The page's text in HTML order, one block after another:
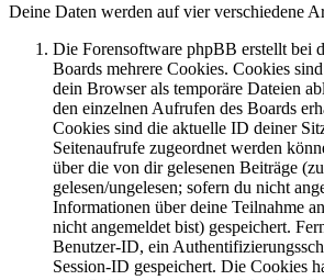
Deine Daten werden auf vier verschiedene
Die Forensoftware phpBB erstellt bei
Boards mehrere Cookies. Cookies
dein Browser als temporäre Dateien
den einzelnen Aufrufen des Boards
Cookies sind die aktuelle ID deiner
Seitenaufrufe zugeordnet werden
über die von dir gelesenen Beiträge
gelesen/ungelesen; sofern du nicht
Informationen über deine Teilnahme
nicht angemeldet bist) gespeichert.
Benutzer-ID, ein
Session-ID gespeichert. Die Cookies